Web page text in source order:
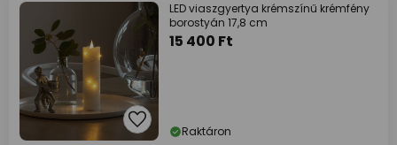
LED viaszgyertya krémszínű krémfény
borostyán 17,8 cm
15 400 Ft
Raktáron